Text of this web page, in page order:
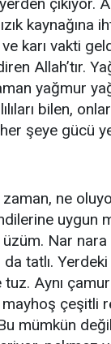
kaynağına
karı vakti
Allah’tır.
yağmur
bilen,
şeye gücü
ne
uygun
Nar
tatlı.
Aynı
mayhoş çeşitli
mümkün